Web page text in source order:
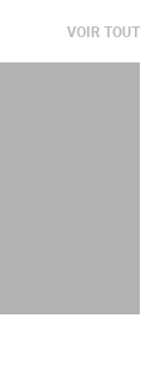
VOIR TOUT